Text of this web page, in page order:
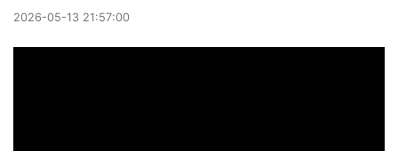
2026-05-13 21:57:00